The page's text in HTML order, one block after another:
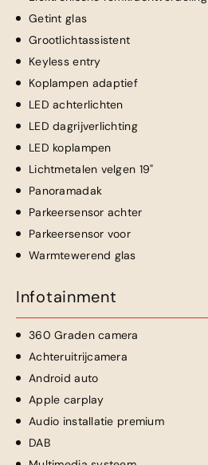
Getint glas
Grootlichtassistent
Keyless entry
Koplampen adaptief
LED achterlichten
LED dagrijverlichting
LED koplampen
Lichtmetalen velgen 19"
Panoramadak
Parkeersensor achter
Parkeersensor voor
Warmtewerend glas
Infotainment
360 Graden camera
Achteruitrijcamera
Android auto
Apple carplay
Audio installatie premium
DAB